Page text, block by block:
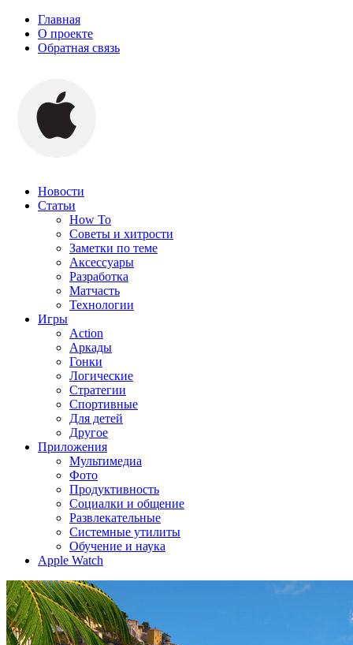
Главная
О проекте
Обратная связь
Новости
Статьи
How To
Советы и хитрости
Заметки по теме
Аксессуары
Разработка
Матчасть
Технологии
Игры
Action
Аркады
Гонки
Логические
Стратегии
Спортивные
Для детей
Другое
Приложения
Мультимедиа
Фото
Продуктивность
Социалки и общение
Развлекательные
Системные утилиты
Обучение и наука
Apple Watch